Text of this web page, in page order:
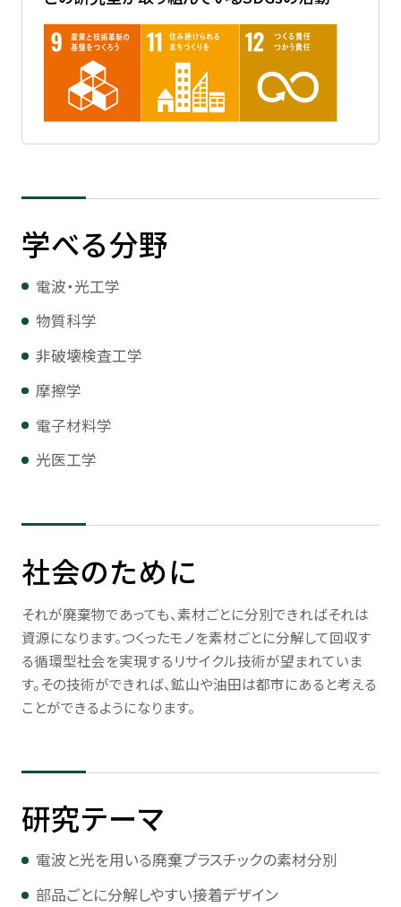
学べる分野
電波・光工学
物質科学
非破壊検査工学
摩擦学
電子材料学
光医工学
社会のために
それが廃棄物であっても、素材ごとに分別できればそれは
資源になります。つくったモノを素材ごとに分解して回収す
る循環型社会を実現するリサイクル技術が望まれていま
す。その技術ができれば、鉱山や油田は都市にあると考える
ことができるようになります。
研究テーマ
電波と光を用いる廃棄プラスチックの素材分別
部品ごとに分解しやすい接着デザイン